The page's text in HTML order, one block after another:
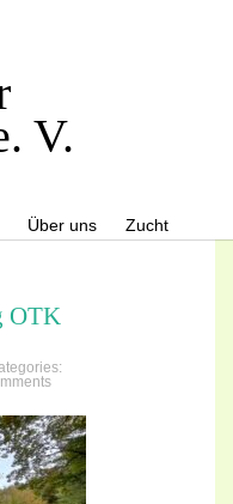
V.
Über uns Zucht
OTK